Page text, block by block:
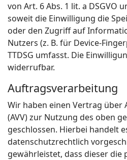
von Art. 6 Abs. 1 lit. a DSGVO
soweit die Einwilligung die
oder den Zugriff auf
Nutzers (z. B. für Device-
TTDSG umfasst. Die
widerrufbar.
Auftragsverarbeitung
Wir haben einen Vertrag
(AVV) zur Nutzung des oben
geschlossen. Hierbei handelt
datenschutzrechtlich
gewährleistet, dass dieser die